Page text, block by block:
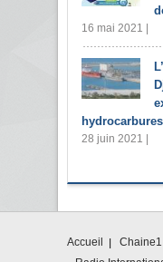
16 mai 2021 |
hydrocarbures
28 juin 2021 |
Accueil Chaine1